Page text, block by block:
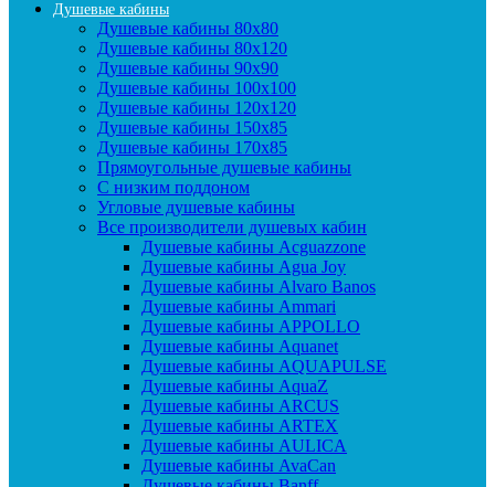
Душевые кабины
Душевые кабины 80x80
Душевые кабины 80x120
Душевые кабины 90х90
Душевые кабины 100x100
Душевые кабины 120x120
Душевые кабины 150x85
Душевые кабины 170x85
Прямоугольные душевые кабины
С низким поддоном
Угловые душевые кабины
Все производители душевых кабин
Душевые кабины Acguazzone
Душевые кабины Agua Joy
Душевые кабины Alvaro Banos
Душевые кабины Ammari
Душевые кабины APPOLLO
Душевые кабины Aquanet
Душевые кабины AQUAPULSE
Душевые кабины AquaZ
Душевые кабины ARCUS
Душевые кабины ARTEX
Душевые кабины AULICA
Душевые кабины AvaCan